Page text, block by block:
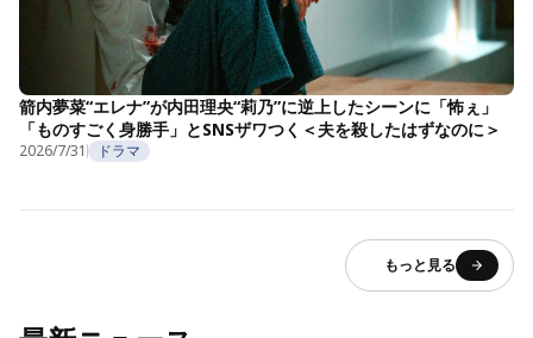
箭内夢菜“エレナ”が内田理央“莉乃”に逆上したシーンに「怖ぇ」
「ものすごく身勝手」とSNSザワつく＜夫を殺したはずなのに＞
2026/7/31 ドラマ
もっと見る